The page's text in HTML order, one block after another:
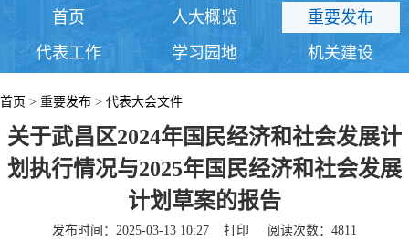
首页 人大概览
重要发布
代表工作
学习园地 机关建设
首页 > 重要发布 > 代表大会文件
关于武昌区2024年国民经济和社会发展计
划执行情况与2025年国民经济和社会发展
计划草案的报告
发布时间：2025-03-13 10:27 打印 阅读次数： 4811